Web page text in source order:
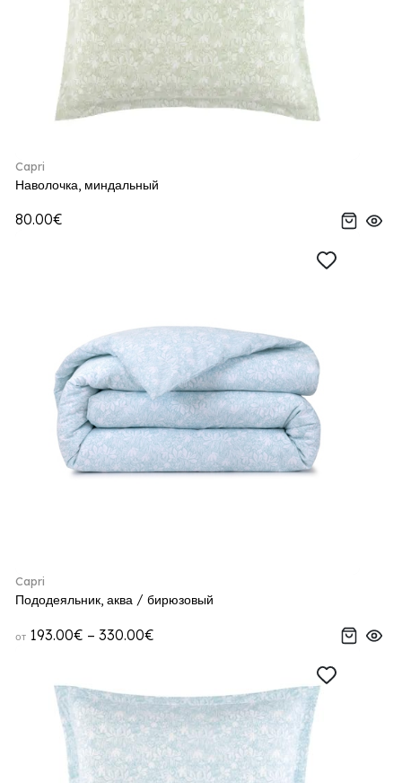
Capri
Наволочка, миндальный
80.00€
Capri
Пододеяльник, аква / бирюзовый
от 193.00€ – 330.00€